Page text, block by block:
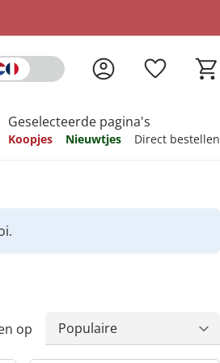
Geselecteerde pagina's
Koopjes Nieuwtjes Direct bestellen
op